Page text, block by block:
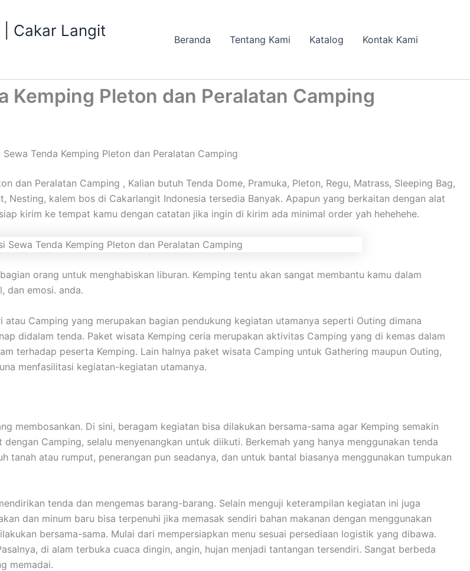
| Cakar Langit
Beranda Tentang Kami Katalog Kontak Kami
Kemping Pleton dan Peralatan Camping
Tenda Kemping Pleton dan Peralatan Camping
dan Peralatan Camping , Kalian butuh Tenda Dome, Pramuka, Pleton, Regu, Matrass, Sleeping Bag,
Nesting, kalem bos di Cakarlangit Indonesia tersedia Banyak. Apapun yang berkaitan dengan alat
siap kirim ke tempat kamu dengan catatan jika ingin di kirim ada minimal order yah hehehehe.
orang untuk menghabiskan liburan. Kemping tentu akan sangat membantu kamu dalam
dan emosi. anda.
Camping yang merupakan bagian pendukung kegiatan utamanya seperti Outing dimana
didalam tenda. Paket wisata Kemping ceria merupakan aktivitas Camping yang di kemas dalam
terhadap peserta Kemping. Lain halnya paket wisata Camping untuk Gathering maupun Outing,
menfasilitasi kegiatan-kegiatan utamanya.
membosankan. Di sini, beragam kegiatan bisa dilakukan bersama-sama agar Kemping semakin
Camping, selalu menyenangkan untuk diikuti. Berkemah yang hanya menggunakan tenda
tanah atau rumput, penerangan pun seadanya, dan untuk bantal biasanya menggunakan tumpukan
tenda dan mengemas barang-barang. Selain menguji keterampilan kegiatan ini juga
dan minum baru bisa terpenuhi jika memasak sendiri bahan makanan dengan menggunakan
bersama-sama. Mulai dari mempersiapkan menu sesuai persediaan logistik yang dibawa.
di alam terbuka cuaca dingin, angin, hujan menjadi tantangan tersendiri. Sangat berbeda
memadai.